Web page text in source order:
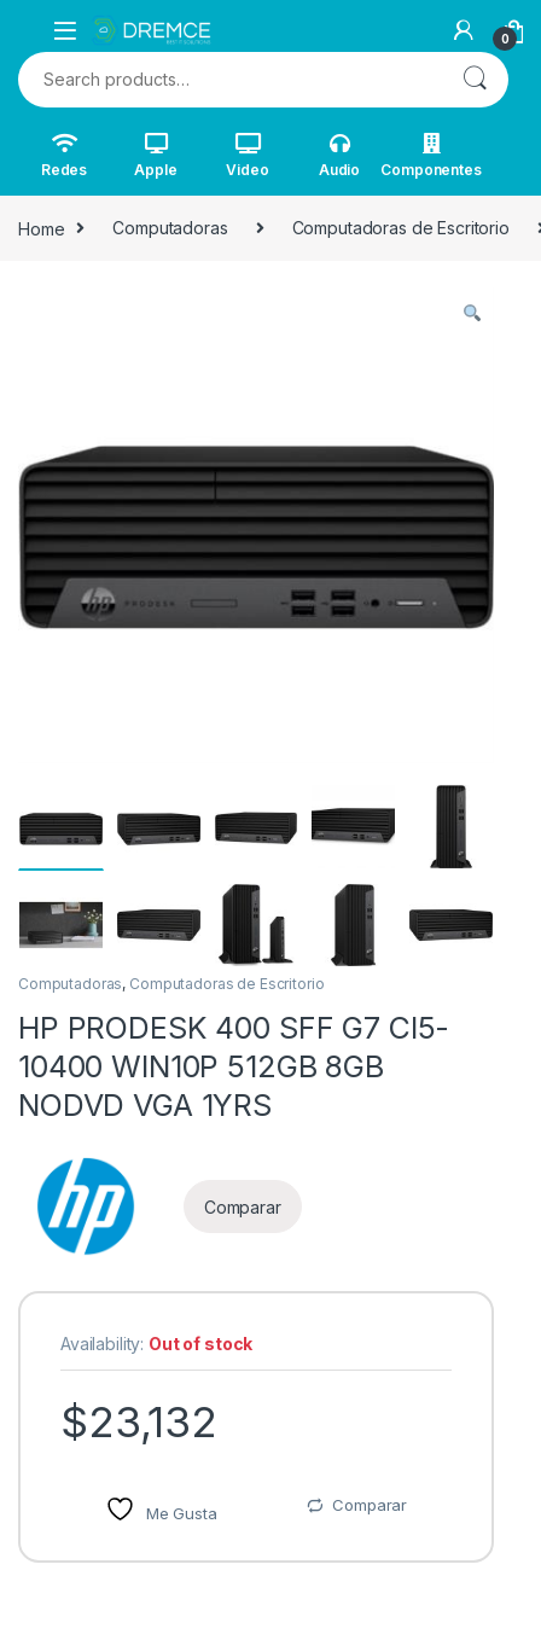
0
Search for:
Redes Apple Video Audio Componentes
Home Computadoras Computadoras de Escritorio
Computadoras, Computadoras de Escritorio
HP PRODESK 400 SFF G7 CI5-
10400 WIN10P 512GB 8GB
NODVD VGA 1YRS
Comparar
Availability: Out of stock
$23,132
Me Gusta Comparar